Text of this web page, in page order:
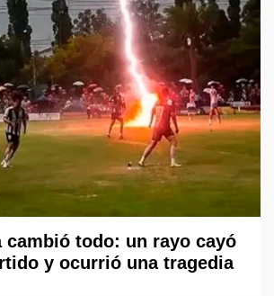
cambió todo: un rayo cayó
y ocurrió una tragedia